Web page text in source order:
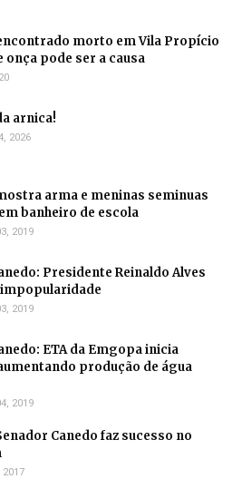
morto em Vila Propício
onça pode ser a causa
arnica!
2026
arma e meninas seminuas
banheiro de escola
2019
Presidente Reinaldo Alves
2019
ETA da Emgopa inicia
produção de água
2019
Canedo faz sucesso no